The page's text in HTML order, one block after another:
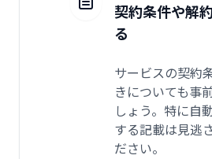
契約条件や解
る
サービスの契約
きについても事
しょう。特に自
する記載は見逃
ださい。